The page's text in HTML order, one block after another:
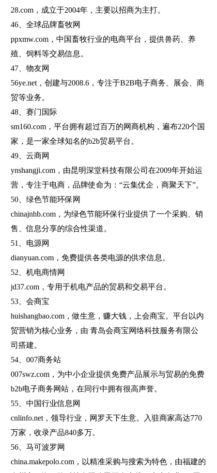
28.com，成立于2004年，主要以招商为主打。
46、全球品牌畜牧网
ppxmw.com，中国畜牧行业的电商平台，提供兽药、养
殖、饲料等交易信息。
47、物友网
56ye.net，创建与2008.6，专注于B2B电子商务、展会、商
贸等业务。
48、赛门国际
sm160.com，平台拥有超过百万的网商机构，遍布220个国
家，是一家全球知名的b2b贸易平台。
49、云商网
ynshangji.com，由昆明深堂科技有限公司在2009年开始运
营，专注于电商，品牌使命为：“云集优企，商聚天下”。
50、绿色节能环保网
chinajnhb.com，为绿色节能环保行业提供了一个采购、销
售、信息分享的综合性渠道。
51、电源网
dianyuan.com，免费提供各类电源的供求信息。
52、机电商情网
jd37.com，专用于机电产品的贸易和交易平台。
53、会商宝
huishangbao.com，做生意，赚大钱，上会商宝。平台以内
贸营销为核心业务，由 青岛会商宝网络科技服务有限公
司搭建。
54、007商务站
007swz.com，为中小企业提供免费产品展示与贸易的免费
b2b电子商务网站，在同行中拥有很高声誉。
55、中国行业信息网
cnlinfo.net，领导行业，网罗天下生意。入驻商家高达770
万家，收录产品840多万。
56、马可波罗网
china.makepolo.com，以精准采购与搜索为特色，由福建的